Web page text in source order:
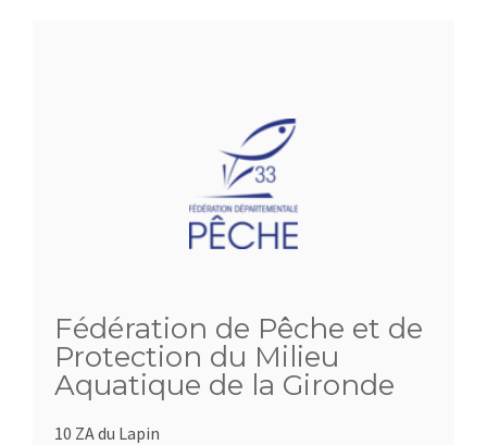
Fédération de Pêche et de
Protection du Milieu
Aquatique de la Gironde
10 ZA du Lapin